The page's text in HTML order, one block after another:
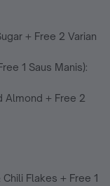
+ Free 2 Varian
1 Saus Manis):
Almond + Free 2
Flakes + Free 1